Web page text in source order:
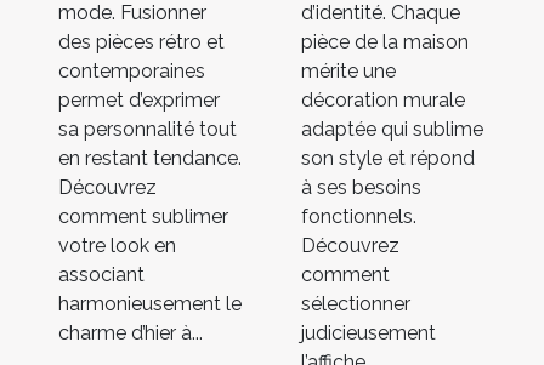
mode. Fusionner
des pièces rétro et
contemporaines
permet d’exprimer
sa personnalité tout
en restant tendance.
Découvrez
comment sublimer
votre look en
associant
harmonieusement le
charme d’hier à...
d’identité. Chaque
pièce de la maison
mérite une
décoration murale
adaptée qui sublime
son style et répond
à ses besoins
fonctionnels.
Découvrez
comment
sélectionner
judicieusement